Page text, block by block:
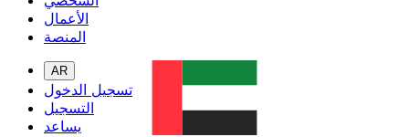
الأعمال
المنصة
AR
تسجيل الدخول
التسجيل
يساعد